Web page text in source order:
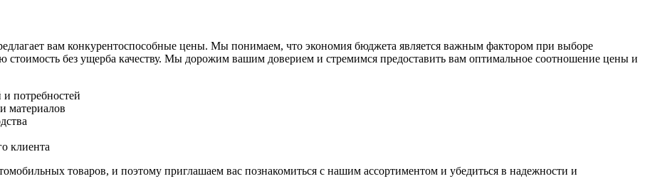
вам конкурентоспособные цены. Мы понимаем, что экономия бюджета является важным фактором при выборе
стоимость без ущерба качеству. Мы дорожим вашим доверием и стремимся предоставить вам оптимальное соотношение цены и
потребностей
материалов
клиента
товаров, и поэтому приглашаем вас познакомиться с нашим ассортиментом и убедиться в надежности и